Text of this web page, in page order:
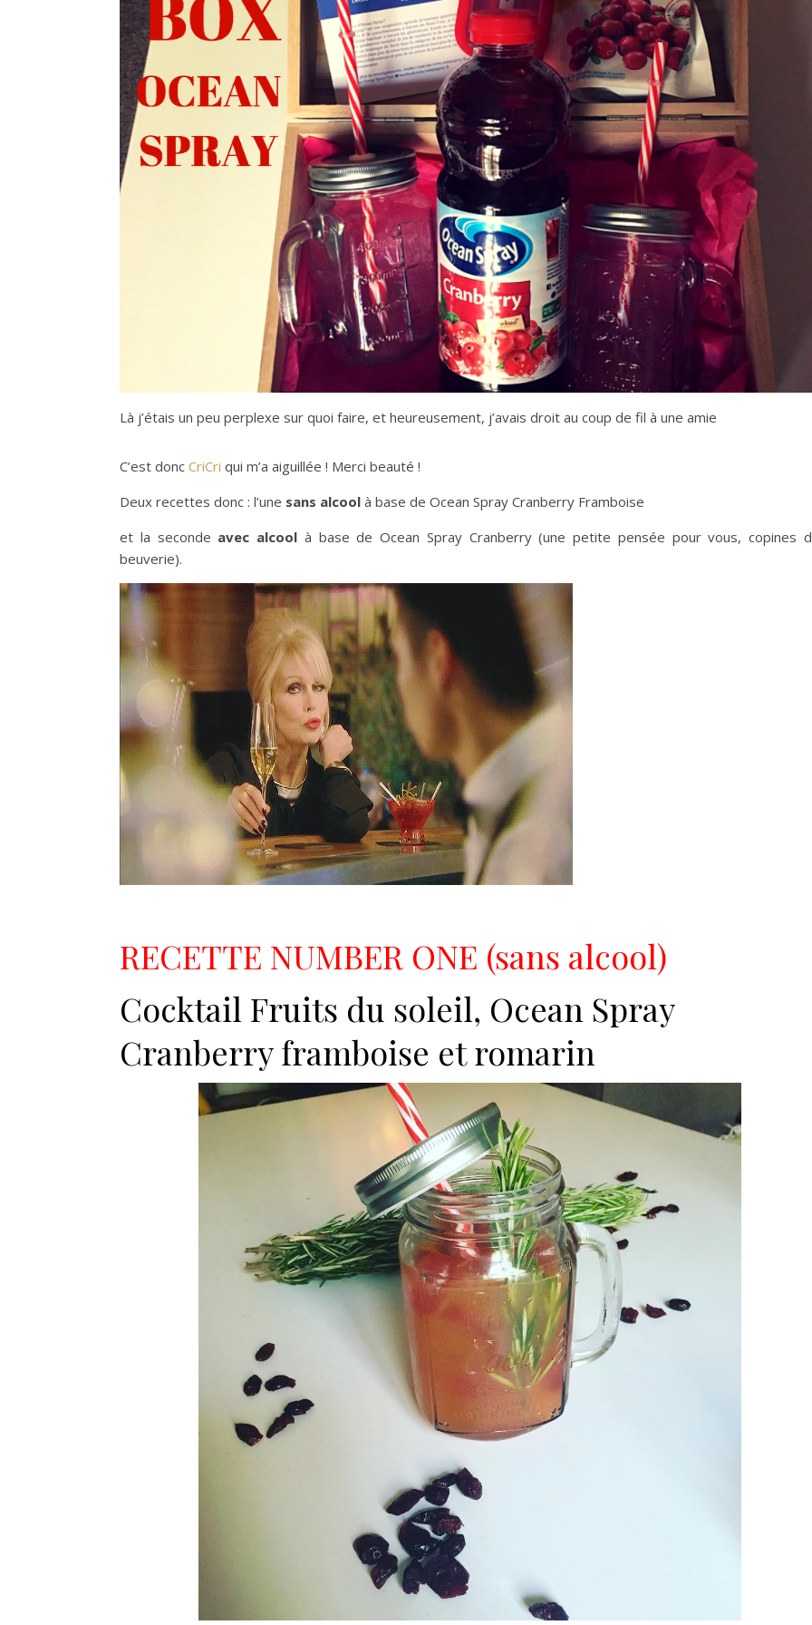
Là j’étais un peu perplexe sur quoi faire, et heureusement, j’avais droit au coup de fil à une amie
C’est donc CriCri qui m’a aiguillée ! Merci beauté !
Deux recettes donc : l’une sans alcool à base de Ocean Spray Cranberry Framboise
et la seconde avec alcool à base de Ocean Spray Cranberry (une petite pensée pour vous, copines
beuverie).
RECETTE NUMBER ONE (sans alcool)
Cocktail Fruits du soleil, Ocean Spray
Cranberry framboise et romarin